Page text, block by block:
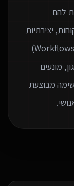
להם
יצירתיות
ופיתוח עסקי. אנו בונים תהליכי עבודה (Workflows)
מונעים
מבוצעת